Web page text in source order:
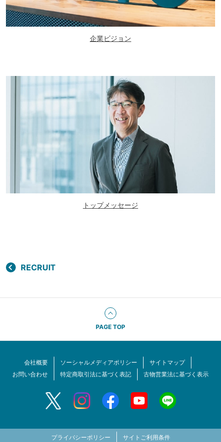
企業ビジョン
トップメッセージ
RECRUIT
PAGE TOP
会社概要 ソーシャルメディアポリシー
サイトマップ
お問い合わせ
特定商取引法に基づく表記 古物営業法に基づく表示
プライバシーポリシー サイトご利用条件